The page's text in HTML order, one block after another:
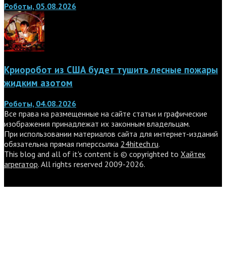
Роботы, 05.08.2026
Криоробот из США будет тушить лесные пожары
жидким азотом
Роботы, 04.08.2026
Все права на размещенные на сайте статьи и графические
изображения принадлежат их законным владельцам.
При использовании материалов сайта для интернет-изданий
обязательна прямая гиперссылка 24hitech.ru.
This blog and all of it's content is © copyrighted to Хайтек
агрегатор. All rights reserved 2009-2026.